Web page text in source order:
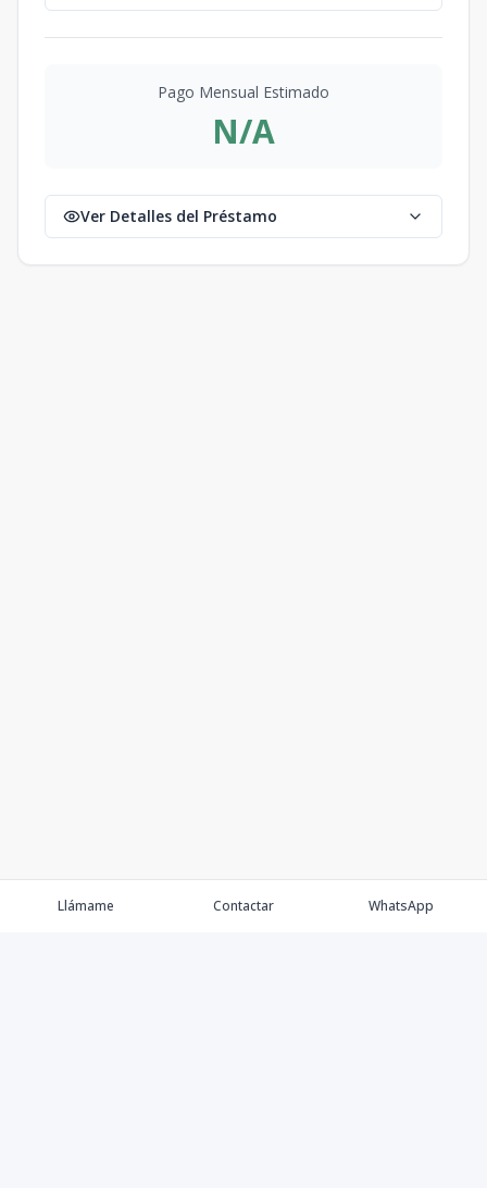
Pago Mensual Estimado
N/A
Ver Detalles del Préstamo
Llámame Contactar WhatsApp